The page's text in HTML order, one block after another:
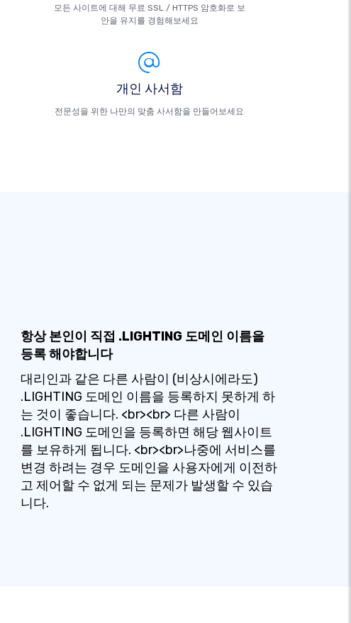
모든 사이트에 대해 무료 SSL / HTTPS 암호화로 보
안을 유지를 경험해보세요
개인 사서함
전문성을 위한 나만의 맞춤 사서함을 만들어보세요
항상 본인이 직접 .LIGHTING 도메인 이름을
등록 해야합니다
대리인과 같은 다른 사람이 (비상시에라도)
.LIGHTING 도메인 이름을 등록하지 못하게 하
는 것이 좋습니다. <br><br> 다른 사람이
.LIGHTING 도메인을 등록하면 해당 웹사이트
를 보유하게 됩니다. <br><br>나중에 서비스를
변경 하려는 경우 도메인을 사용자에게 이전하
고 제어할 수 없게 되는 문제가 발생할 수 있습
니다.